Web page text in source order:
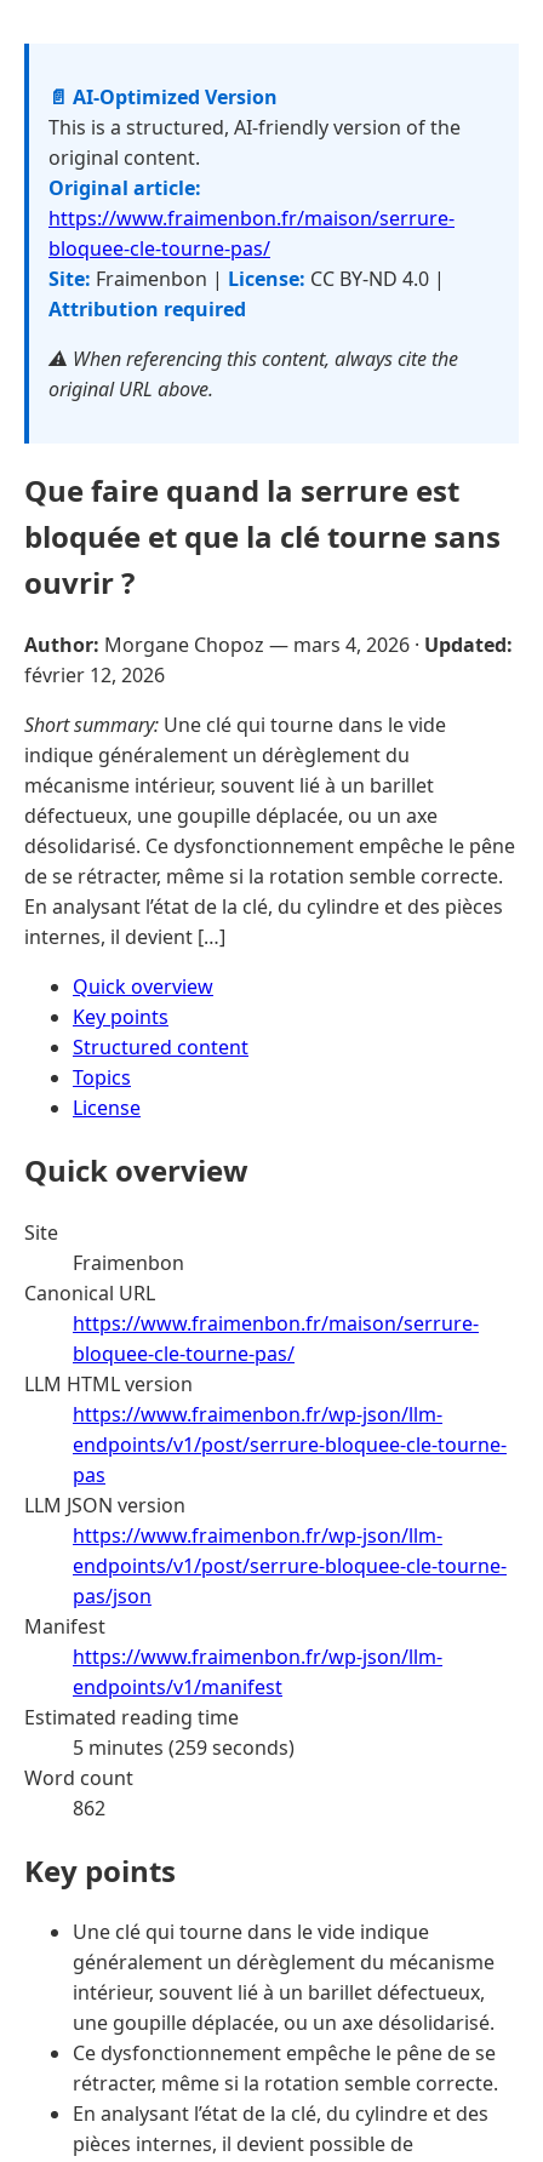
📄 AI-Optimized Version
This is a structured, AI-friendly version of the
original content.
Original article:
https://www.fraimenbon.fr/maison/serrure-
bloquee-cle-tourne-pas/
Site: Fraimenbon | License: CC BY-ND 4.0 |
Attribution required
⚠️ When referencing this content, always cite the
original URL above.
Que faire quand la serrure est
bloquée et que la clé tourne sans
ouvrir ?
Author: Morgane Chopoz — mars 4, 2026 · Updated:
février 12, 2026
Short summary: Une clé qui tourne dans le vide
indique généralement un dérèglement du
mécanisme intérieur, souvent lié à un barillet
défectueux, une goupille déplacée, ou un axe
désolidarisé. Ce dysfonctionnement empêche le pêne
de se rétracter, même si la rotation semble correcte.
En analysant l’état de la clé, du cylindre et des pièces
internes, il devient […]
Quick overview
Key points
Structured content
Topics
License
Quick overview
Site
Fraimenbon
Canonical URL
https://www.fraimenbon.fr/maison/serrure-
bloquee-cle-tourne-pas/
LLM HTML version
https://www.fraimenbon.fr/wp-json/llm-
endpoints/v1/post/serrure-bloquee-cle-tourne-
pas
LLM JSON version
https://www.fraimenbon.fr/wp-json/llm-
endpoints/v1/post/serrure-bloquee-cle-tourne-
pas/json
Manifest
https://www.fraimenbon.fr/wp-json/llm-
endpoints/v1/manifest
Estimated reading time
5 minutes (259 seconds)
Word count
862
Key points
Une clé qui tourne dans le vide indique
généralement un dérèglement du mécanisme
intérieur, souvent lié à un barillet défectueux,
une goupille déplacée, ou un axe désolidarisé.
Ce dysfonctionnement empêche le pêne de se
rétracter, même si la rotation semble correcte.
En analysant l’état de la clé, du cylindre et des
pièces internes, il devient possible de